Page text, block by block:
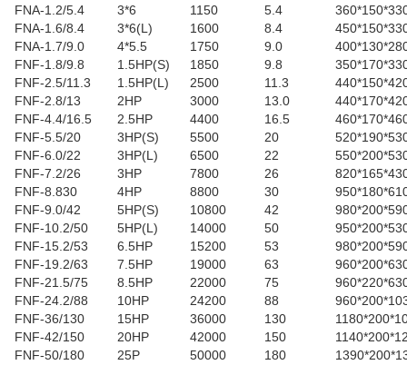
FNA-1.2/5.4
3*6 1150 5.4
FNA-1.6/8.4
3*6(L) 1600 8.4
FNA-1.7/9.0
4*5.5 1750 9.0
FNF-1.8/9.8
1.5HP(S) 1850 9.8
FNF-2.5/11.3
1.5HP(L) 2500 11.3
FNF-2.8/13
2HP 3000 13.0
FNF-4.4/16.5
2.5HP 4400 16.5
FNF-5.5/20
3HP(S) 5500 20
FNF-6.0/22
3HP(L) 6500 22
FNF-7.2/26
3HP 7800 26
FNF-8.830
4HP 8800 30
FNF-9.0/42
5HP(S) 10800 42
FNF-10.2/50
5HP(L) 14000 50
FNF-15.2/53
6.5HP 15200 53
FNF-19.2/63
7.5HP 19000 63
FNF-21.5/75
8.5HP 22000 75
FNF-24.2/88
10HP 24200 88
FNF-36/130
15HP 36000 130
FNF-42/150
20HP 42000 150
FNF-50/180
25P 50000 180